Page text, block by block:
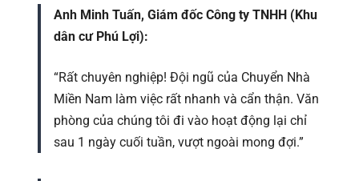
Anh Minh Tuấn, Giám đốc Công ty TNHH (Khu
dân cư Phú Lợi):
“Rất chuyên nghiệp! Đội ngũ của Chuyển Nhà
Miền Nam làm việc rất nhanh và cẩn thận. Văn
phòng của chúng tôi đi vào hoạt động lại chỉ
sau 1 ngày cuối tuần, vượt ngoài mong đợi.”